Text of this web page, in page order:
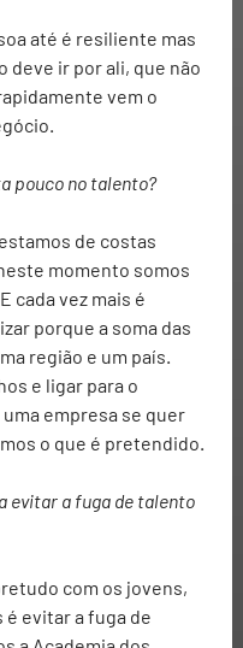
até é resiliente mas
deve ir por ali, que não
vem o
pouco no talento?
de costas
momento somos
cada vez mais é
porque a soma das
região e um país.
e ligar para o
empresa se quer
o que é pretendido.
evitar a fuga de talento
com os jovens,
evitar a fuga de